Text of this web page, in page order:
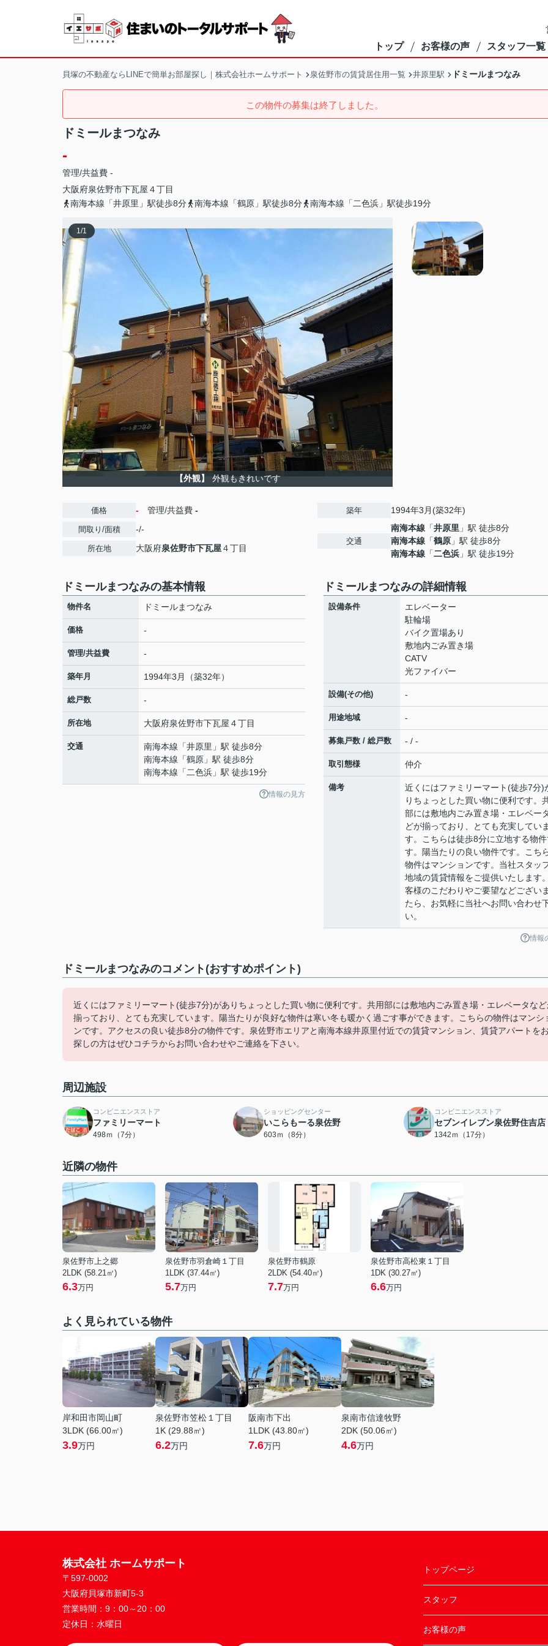
トップ お客様の声 スタッフ一覧
貝塚の不動産ならLINEで簡単お部屋探し｜株式会社ホームサポート 泉佐野市の賃貸居住用一覧 井原里駅 ドミールまつなみ
この物件の募集は終了しました。
ドミールまつなみ
-
管理/共益費 -
大阪府泉佐野市下瓦屋 ４丁目
南海本線「井原里」駅徒歩8分
南海本線「鶴原」駅徒歩8分 南海本線「二色浜」駅徒歩19分
1/1
【外観】 外観もきれいです
価格 - 管理/共益費 -
間取り/面積 -/-
所在地 大阪府泉佐野市下瓦屋４丁目
築年 1994年3月(築32年)
交通
南海本線 「井原里 」駅 徒歩8分
南海本線 「鶴原 」駅 徒歩8分
南海本線 「二色浜 」駅 徒歩19分
ドミールまつなみの基本情報
物件名 ドミールまつなみ
価格 -
管理/共益費 -
築年月 1994年3月（築32年）
総戸数 -
所在地 大阪府泉佐野市下瓦屋 ４丁目
交通 南海本線 「井原里 」駅 徒歩8分
南海本線 「鶴原 」駅 徒歩8分
南海本線 「 二色浜 」駅 徒歩19分
情報の見方
ドミールまつなみの詳細情報
設備条件
エレベーター
駐輪場
バイク置場あり
敷地内ごみ置き場
CATV
光ファイバー
設備(その他) -
用途地域 -
募集戸数 / 総戸数 - / -
取引態様 仲介
備考
近くにはファミリーマート(徒歩7分)
りちょっとした買い物に便利です。
部には敷地内ごみ置き場・エレベー
どが揃っており、とても充実していま
す。こちらは徒歩8分に立地する物
す。陽当たりの良い物件です。こち
物件はマンションです。当社スタッ
地域の賃貸情報をご提供いたします
客様のこだわりやご要望などござい
たら、お気軽に当社へお問い合わせ
い。
情報
ドミールまつなみのコメント(おすすめポイント)
近くにはファミリーマート(徒歩7分)がありちょっとした買い物に便利です。共用部には敷地内ごみ置き場・エレベータな
揃っており、とても充実しています。陽当たりが良好な物件は寒い冬も暖かく過ごす事ができます。こちらの物件はマンシ
ンです。アクセスの良い徒歩8分の物件です。泉佐野市エリアと南海本線井原里付近での賃貸マンション、賃貸アパートをお
探しの方はぜひコチラからお問い合わせやご連絡を下さい。
周辺施設
コンビニエンスストア
ファミリーマート
498ｍ（7分）
ショッピングセンター
いこらもーる泉佐野
603ｍ（8分）
コンビニエンスストア
セブンイレブン泉佐野住吉店
1342ｍ（17分）
近隣の物件
泉佐野市上之郷
2LDK (58.21㎡)
6.3万円
泉佐野市羽倉崎１丁目
1LDK (37.44㎡)
5.7万円
泉佐野市鶴原
2LDK (54.40㎡)
7.7万円
泉佐野市高松東１丁目
1DK (30.27㎡)
6.6万円
よく見られている物件
岸和田市岡山町
3LDK (66.00㎡)
3.9万円
泉佐野市笠松１丁目
1K (29.88㎡)
6.2万円
阪南市下出
1LDK (43.80㎡)
7.6万円
泉南市信達牧野
2DK (50.06㎡)
4.6万円
株式会社 ホームサポート
〒597-0002
大阪府貝塚市新町5-3
営業時間： 9：00～20：00
定休日： 水曜日
トップページ
スタッフ
お客様の声